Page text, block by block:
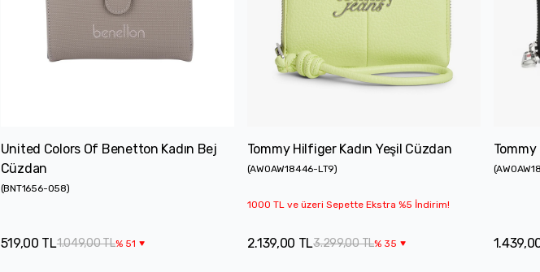
United Colors Of Benetton Kadın Bej
Cüzdan
(BNT1656-058)
1.049,00 TL% 51
519,00 TL
Tommy Hilfiger Kadın Yeşil Cüzdan
(AW0AW18446-LT9)
1000 TL ve üzeri Sepette Ekstra %5 İndirim!
3.299,00 TL% 35
2.139,00 TL
(